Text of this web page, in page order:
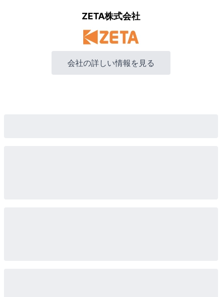
ZETA株式会社
会社の詳しい情報を見る